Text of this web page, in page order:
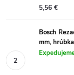
5,56 €
Bosch
mm,